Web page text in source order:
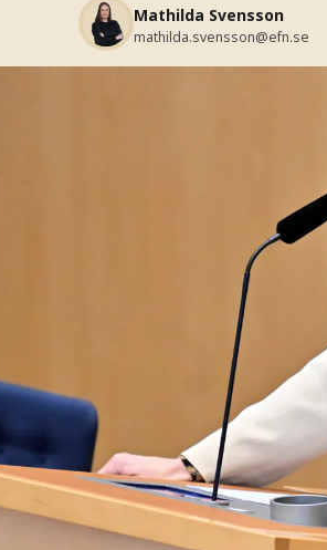
Mathilda Svensson
mathilda.svensson@efn.se